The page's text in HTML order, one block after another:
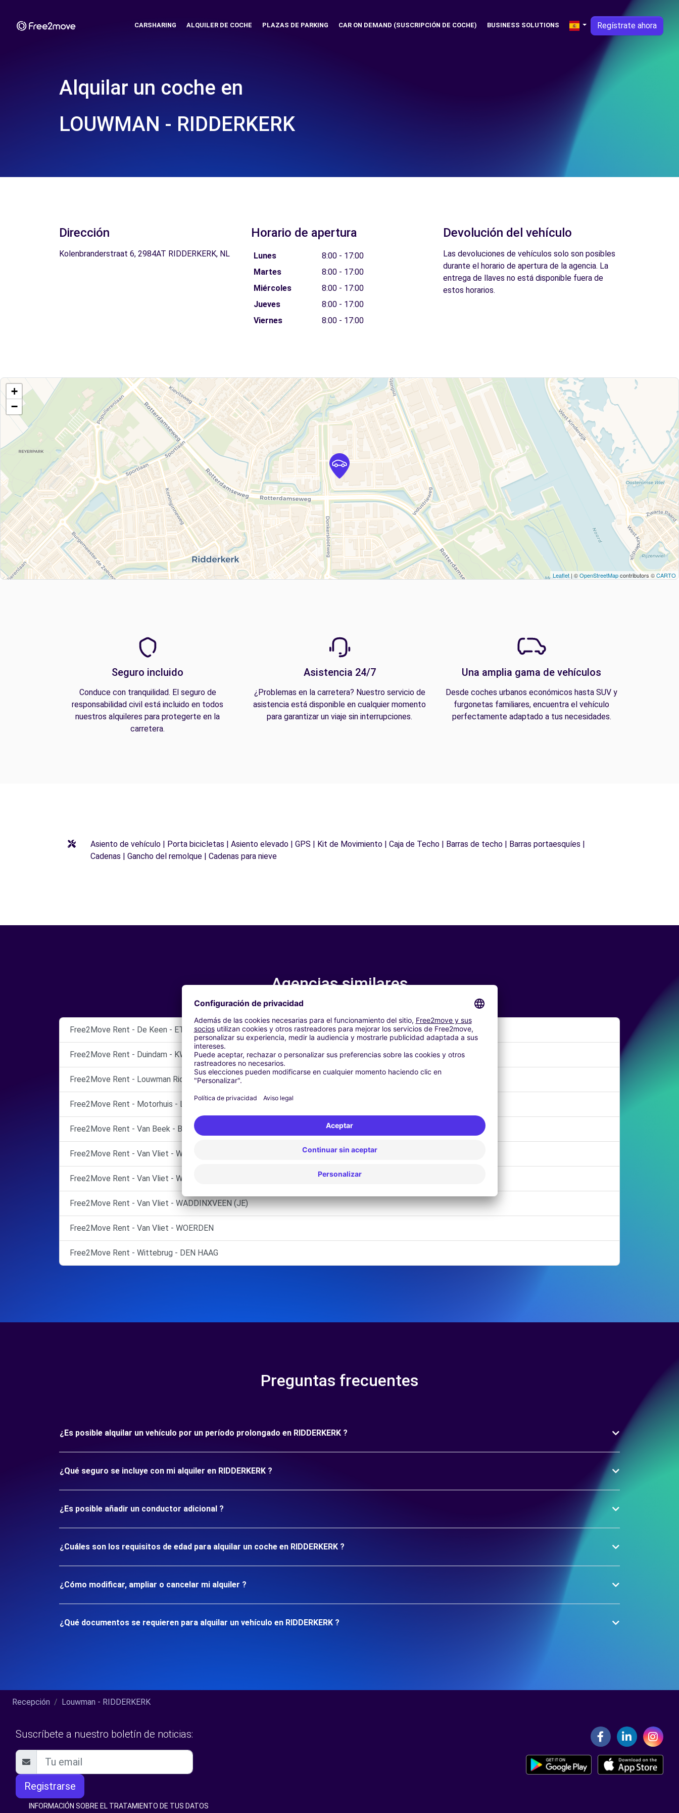
CARSHARING ALQUILER DE COCHE PLAZAS DE PARKING CAR ON DEMAND (SUSCRIPCIÓN DE COCHE) BUSINESS SOLUTIONS Regístrate ahora
Alquilar un coche en
LOUWMAN - RIDDERKERK
Dirección
Kolenbranderstraat 6, 2984AT RIDDERKERK, NL
Horario de apertura
Lunes
8:00 - 17:00
Martes
8:00 - 17:00
Miércoles
8:00 - 17:00
Jueves
8:00 - 17:00
Viernes
8:00 - 17:00
Devolución del vehículo
Las devoluciones de vehículos solo son posibles
durante el horario de apertura de la agencia. La
entrega de llaves no está disponible fuera de
estos horarios.
+
−
Leaflet| ©OpenStreetMapcontributors ©CARTO
Seguro incluido
Conduce con tranquilidad. El seguro de
responsabilidad civil está incluido en todos
nuestros alquileres para protegerte en la
carretera.
Asistencia 24/7
¿Problemas en la carretera? Nuestro servicio de
asistencia está disponible en cualquier momento
para garantizar un viaje sin interrupciones.
Una amplia gama de vehículos
Desde coches urbanos económicos hasta SUV y
furgonetas familiares, encuentra el vehículo
perfectamente adaptado a tus necesidades.
Asiento de vehículo | Porta bicicletas | Asiento elevado | GPS | Kit de Movimiento | Caja de Techo | Barras de techo | Barras portaesquíes |
Cadenas | Gancho del remolque | Cadenas para nieve
Agencias similares
Free2Move Rent - De Keen - ETTEN-LEUR
Free2Move Rent - Duindam - KWINTSHEUL
Free2Move Rent - Louwman Ridderkerk - RIDDERKERK (P)
Free2Move Rent - Motorhuis - LEIDEN
Free2Move Rent - Van Beek - BREDA
Free2Move Rent - Van Vliet - WADDINXVEEN (AR)
Free2Move Rent - Van Vliet - WADDINXVEEN (FT)
Free2Move Rent - Van Vliet - WADDINXVEEN (JE)
Free2Move Rent - Van Vliet - WOERDEN
Free2Move Rent - Wittebrug - DEN HAAG
Preguntas frecuentes
¿Es posible alquilar un vehículo por un período prolongado en RIDDERKERK ?
¿Qué seguro se incluye con mi alquiler en RIDDERKERK ?
¿Es posible añadir un conductor adicional ?
¿Cuáles son los requisitos de edad para alquilar un coche en RIDDERKERK ?
¿Cómo modificar, ampliar o cancelar mi alquiler ?
¿Qué documentos se requieren para alquilar un vehículo en RIDDERKERK ?
Recepción Louwman - RIDDERKERK
Suscríbete a nuestro boletín de noticias:
Registrarse
INFORMACIÓN SOBRE EL TRATAMIENTO DE TUS DATOS